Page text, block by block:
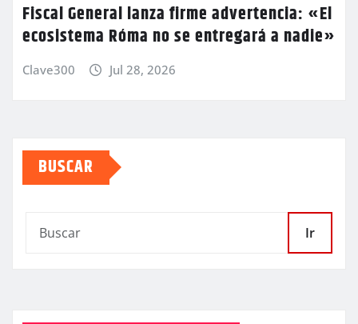
Fiscal General lanza firme advertencia: «El
ecosistema Róma no se entregará a nadie»
Clave300 Jul 28, 2026
BUSCAR
Ir